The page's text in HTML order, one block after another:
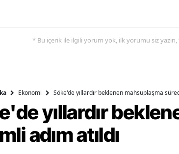
Muğla
Muş
Nevşehir
* Bu içerik ile ilgili yorum yok, ilk yorumu siz yazın,
Ekonomi Söke'de yıllardır beklenen mahsuplaşma
yıllardır
adım atıldı